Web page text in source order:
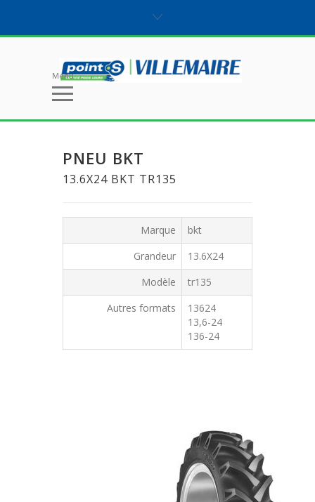
Menu
PNEU BKT
13.6X24 BKT TR135
Marque
bkt
Grandeur
13.6X24
Modèle
tr135
Autres formats
13624
13,6-24
136-24